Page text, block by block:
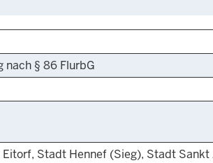
nach § 86 FlurbG
Eitorf, Stadt Hennef (Sieg), Stadt